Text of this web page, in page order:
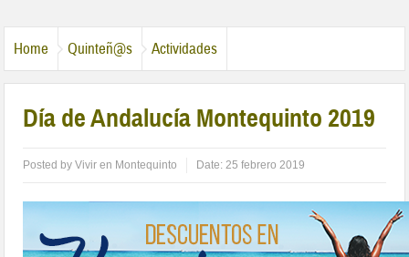
Home Quinteñ@s Actividades
Día de Andalucía Montequinto 2019
Posted byVivir en Montequinto Date:25 febrero 2019